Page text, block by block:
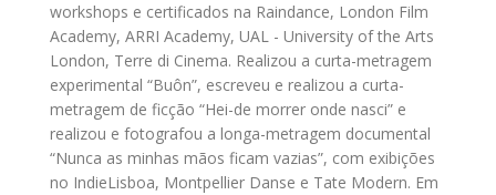
workshops e certificados na Raindance, London Film
Academy, ARRI Academy, UAL - University of the Arts
London, Terre di Cinema. Realizou a curta-metragem
experimental “Buôn”, escreveu e realizou a curta-
metragem de ficção “Hei-de morrer onde nasci” e
realizou e fotografou a longa-metragem documental
“Nunca as minhas mãos ficam vazias”, com exibições
no IndieLisboa, Montpellier Danse e Tate Modern. Em